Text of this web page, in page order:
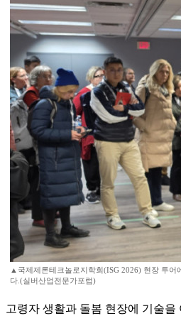
▲국제제론테크놀로지학회(ISG 2026) 현장 투
다.(실버산업전문가포럼)
고령자 생활과 돌봄 현장에 기술